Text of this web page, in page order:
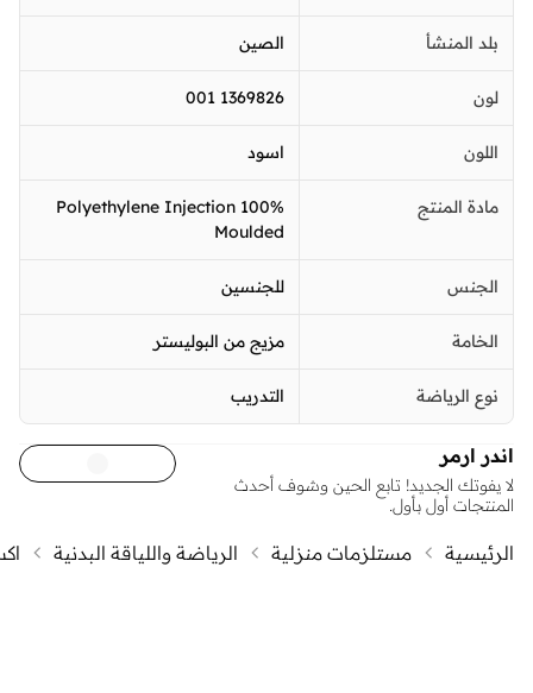
بلد المنشأ الصين
لون 1369826 001
اللون اسود
مادة المنتج
100% Polyethylene Injection
Moulded
الجنس للجنسين
الخامة مزيج من البوليستر
نوع الرياضة التدريب
اندر ارمر
لا يفوتك الجديد! تابع الحين وشوف أحدث
المنتجات أول بأول.
الرئيسية مستلزمات منزلية الرياضة واللياقة البدنية